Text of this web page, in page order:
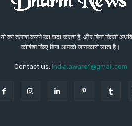
की तलाश करने का वादा करता है, और बिना किसी
कोशिश किए बिना आपको जानकारी लाता है।
Contact us: india.aware1@gmail.com